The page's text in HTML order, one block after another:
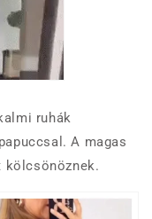
ruhák
A magas
kölcsönöznek.